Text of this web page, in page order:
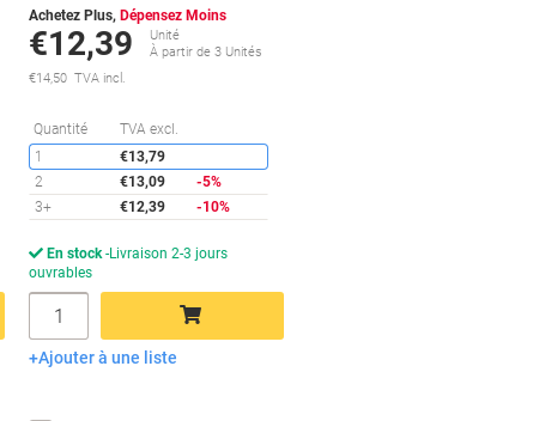
Économies
Achetez Plus, Dépensez Moins
€12,39
Unité
À partir de 3 Unités
€14,50 TVA incl.
Quantité TVA excl.
1
€13,79
2
€13,09
-5%
3+
€12,39 -10%
En stock Livraison 2-3 jours
ouvrables
Quantité
Ajouter au panier
Ajouter à une liste